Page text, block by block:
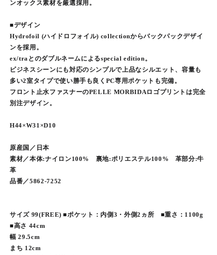
ンオックス素材を厳選採用。
■デザイン
Hydrofoil (ハイドロフォイル) collectionからバックパックデザイ
ンを採用。
ex/traとのダブルネームによるspecial edition。
ビジネスシーンにも対応のシンプルで上品なシルエット、容量も
多い2室タイプで使い勝手も良くPC専用ポケットも完備。
フロント止水ファスナーのPELLE MORBIDAロゴプリントは完全
別注デザイン。
H44×W31×D10
原産国／日本
素材／本体:ナイロン100% 裏地:ポリエステル100% 革部分:牛
革
品番／5862-7252
サイズ 99(FREE) ■ポケット：内側3・外側2ヵ所 ■重さ：1100g
■高さ 44cm
幅 29.5cm
まち 12cm